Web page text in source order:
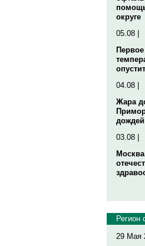
округе
05.08 |
04.08 |
Жара
дождей
03.08 |
Регион
29 Мая